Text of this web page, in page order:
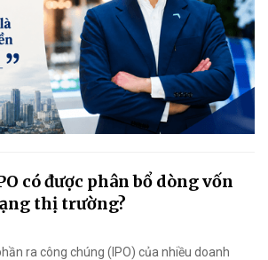
có được phân bổ dòng vốn
thị trường?
ra công chúng (IPO) của nhiều doanh